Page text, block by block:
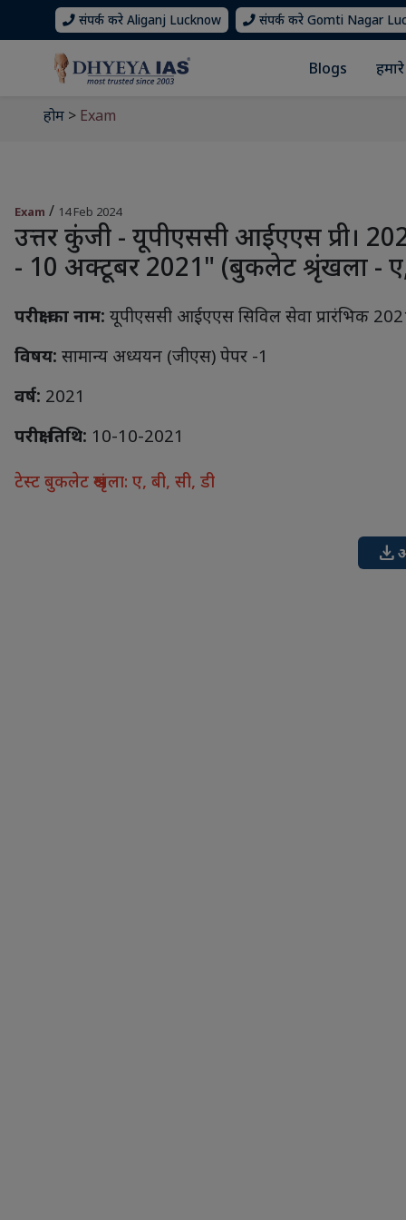
संपर्क करे Aliganj Lucknow संपर्क करे Gomti Nagar
Blogs
होम > Exam
Exam / 14 Feb 2024
उत्तर कुंजी - यूपीएससी आईएएस प्री।
- 10 अक्टूबर 2021" (बुकलेट श्रृंखला - ए,
परीक्षा का नाम: यूपीएससी आईएएस सिविल सेवा प्रारंभिक
विषय: सामान्य अध्ययन (जीएस) पेपर -1
वर्ष: 2021
परीक्षा तिथि: 10-10-2021
टेस्ट बुकलेट श्रृंखला: ए, बी, सी, डी
download